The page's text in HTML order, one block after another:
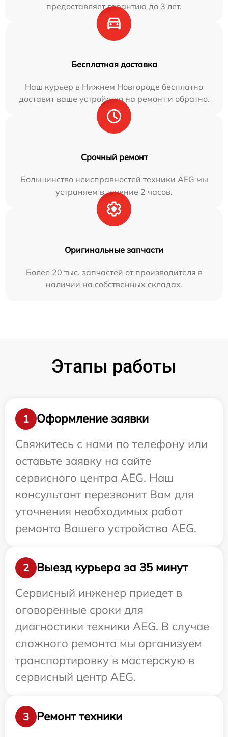
предоставляет гарантию до 3 лет.
Бесплатная доставка
Наш курьер в Нижнем Новгороде бесплатно
доставит ваше устройство на ремонт и обратно.
Срочный ремонт
Большинство неисправностей техники AEG мы
устраняем в течение 2 часов.
Оригинальные запчасти
Более 20 тыс. запчастей от производителя в
наличии на собственных складах.
Этапы работы
1
Оформление заявки
Свяжитесь с нами по телефону или
оставьте заявку на сайте
сервисного центра AEG. Наш
консультант перезвонит Вам для
уточнения необходимых работ
ремонта Вашего устройства AEG.
2
Выезд курьера за 35 минут
Сервисный инженер приедет в
оговоренные сроки для
диагностики техники AEG. В случае
сложного ремонта мы организуем
транспортировку в мастерскую в
сервисный центр AEG.
3
Ремонт техники